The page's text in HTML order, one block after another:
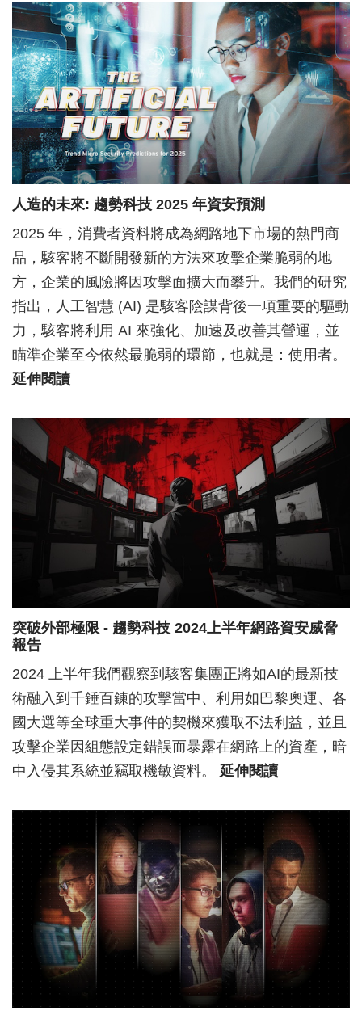
人造的未來: 趨勢科技 2025 年資安預測
2025 年，消費者資料將成為網路地下市場的熱門商
品，駭客將不斷開發新的方法來攻擊企業脆弱的地
方，企業的風險將因攻擊面擴大而攀升。我們的研究
指出，人工智慧 (AI) 是駭客陰謀背後一項重要的驅動
力，駭客將利用 AI 來強化、加速及改善其營運，並
瞄準企業至今依然最脆弱的環節，也就是：使用者。
延伸閱讀
突破外部極限 - 趨勢科技 2024上半年網路資安威脅
報告
2024 上半年我們觀察到駭客集團正將如AI的最新技
術融入到千錘百鍊的攻擊當中、利用如巴黎奧運、各
國大選等全球重大事件的契機來獲取不法利益，並且
攻擊企業因組態設定錯誤而暴露在網路上的資產，暗
中入侵其系統並竊取機敏資料。 延伸閱讀